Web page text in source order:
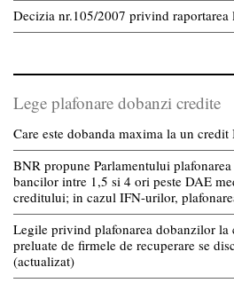
Decizia nr.105/2007 privind
Lege plafonare dobanzi credite
Care este dobanda maxima la un credit
BNR propune Parlamentului
bancilor intre 1,5 si 4 ori peste DAE
creditului; in cazul IFN-urilor,
Legile privind plafonarea dobanzilor la
preluate de firmele de recuperare se
(actualizat)